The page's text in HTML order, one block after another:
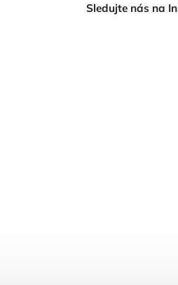
Sledujte nás na